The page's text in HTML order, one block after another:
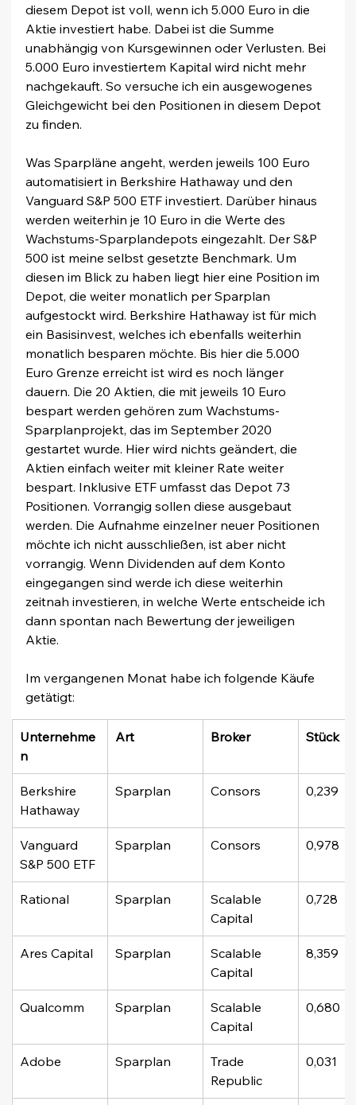
diesem Depot ist voll, wenn ich 5.000 Euro in die
Aktie investiert habe. Dabei ist die Summe
unabhängig von Kursgewinnen oder Verlusten. Bei
5.000 Euro investiertem Kapital wird nicht mehr
nachgekauft. So versuche ich ein ausgewogenes
Gleichgewicht bei den Positionen in diesem Depot
zu finden.
Was Sparpläne angeht, werden jeweils 100 Euro
automatisiert in Berkshire Hathaway und den
Vanguard S&P 500 ETF investiert. Darüber hinaus
werden weiterhin je 10 Euro in die Werte des
Wachstums-Sparplandepots eingezahlt. Der S&P
500 ist meine selbst gesetzte Benchmark. Um
diesen im Blick zu haben liegt hier eine Position im
Depot, die weiter monatlich per Sparplan
aufgestockt wird. Berkshire Hathaway ist für mich
ein Basisinvest, welches ich ebenfalls weiterhin
monatlich besparen möchte. Bis hier die 5.000
Euro Grenze erreicht ist wird es noch länger
dauern. Die 20 Aktien, die mit jeweils 10 Euro
bespart werden gehören zum Wachstums-
Sparplanprojekt, das im September 2020
gestartet wurde. Hier wird nichts geändert, die
Aktien einfach weiter mit kleiner Rate weiter
bespart. Inklusive ETF umfasst das Depot 73
Positionen. Vorrangig sollen diese ausgebaut
werden. Die Aufnahme einzelner neuer Positionen
möchte ich nicht ausschließen, ist aber nicht
vorrangig. Wenn Dividenden auf dem Konto
eingegangen sind werde ich diese weiterhin
zeitnah investieren, in welche Werte entscheide ich
dann spontan nach Bewertung der jeweiligen
Aktie.
Im vergangenen Monat habe ich folgende Käufe
getätigt:
Unternehme
n
Art Broker Stück
Berkshire
Hathaway
Sparplan Consors 0,239
Vanguard
S&P 500 ETF
Sparplan Consors 0,978
Rational Sparplan
Scalable
Capital
0,728
Ares Capital Sparplan
Scalable
Capital
8,359
Qualcomm Sparplan
Scalable
Capital
0,680
Adobe Sparplan
Trade
Republic
0,031